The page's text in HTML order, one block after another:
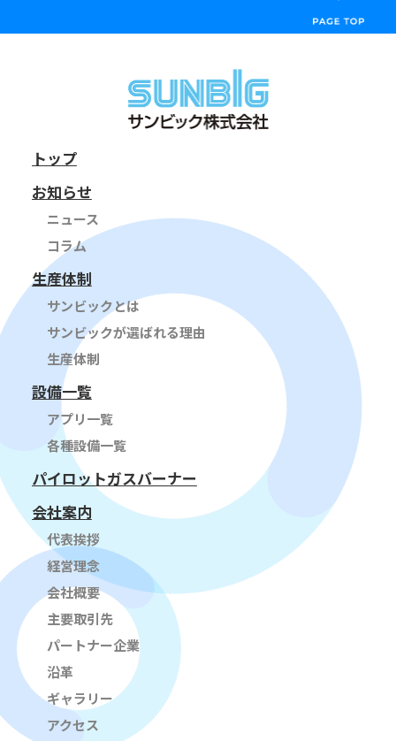
トップ
お知らせ
ニュース
コラム
生産体制
サンビックとは
サンビックが選ばれる理由
生産体制
設備一覧
アプリ一覧
各種設備一覧
パイロットガスバーナー
会社案内
代表挨拶
経営理念
会社概要
主要取引先
パートナー企業
沿革
ギャラリー
アクセス